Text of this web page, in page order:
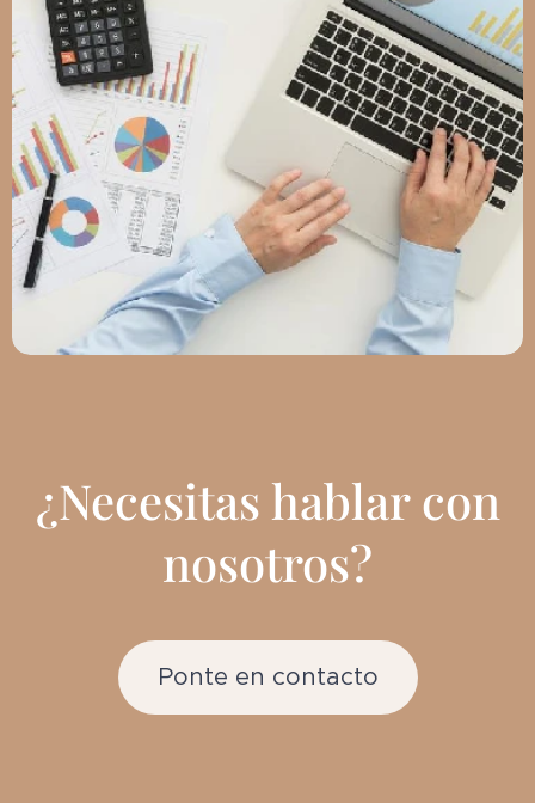
¿Necesitas hablar con
nosotros?
Ponte en contacto